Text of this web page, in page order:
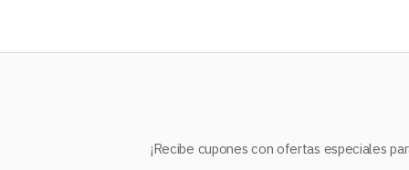
¡Recibe cupones con ofertas especiales